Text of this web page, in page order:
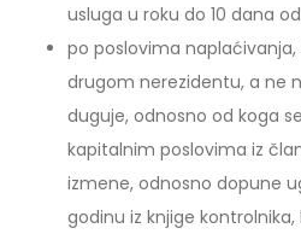
usluga u roku do 10 dana
po poslovima
drugom nerezidentu, a ne
duguje, odnosno od koga
kapitalnim poslovima iz
izmene, odnosno dopune
godinu iz knjige